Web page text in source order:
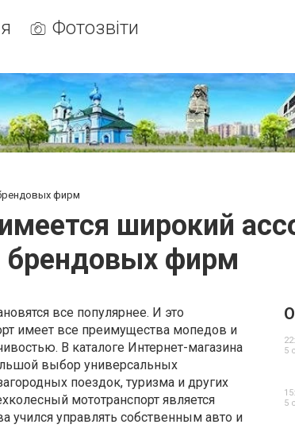
Фотозвіти
фирм
широкий
брендовых фирм
все популярнее. И это
имеет все преимущества мопедов и
В каталоге Интернет-магазина
выбор универсальных
поездок, туризма и других
мототранспорт является
учился управлять собственным авто и
5
5